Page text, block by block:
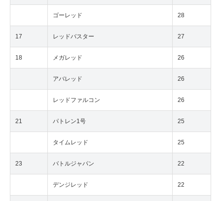
ゴーレッド 28
17 レッドバスター 27
18 メガレッド 26
アバレッド 26
レッドファルコン 26
21 パトレン1号 25
タイムレッド 25
23 バトルジャパン 22
デンジレッド 22